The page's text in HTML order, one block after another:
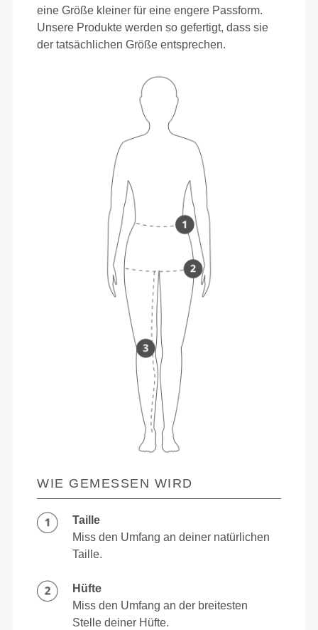
eine Größe kleiner für eine engere Passform.
Unsere Produkte werden so gefertigt, dass sie
der tatsächlichen Größe entsprechen.
WIE GEMESSEN WIRD
Taille
Miss den Umfang an deiner natürlichen
Taille.
Hüfte
Miss den Umfang an der breitesten
Stelle deiner Hüfte.